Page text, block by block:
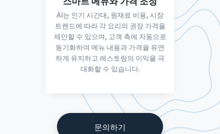
AI는 인기 시간대, 원재료 비용, 시장
트렌드에 따라 각 요리의 권장 가격을
제안할 수 있으며, 고객 측에 자동으로
동기화하여 메뉴 내용과 가격을 유연
하게 유지하고 레스토랑의 이익을 극
대화할 수 있습니다.
문의하기